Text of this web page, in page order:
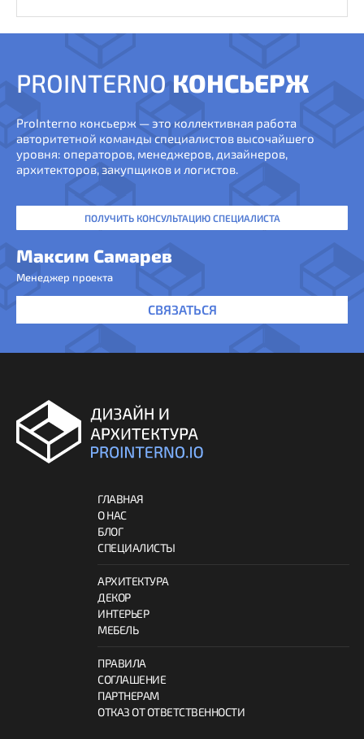
PROINTERNO КОНСЬЕРЖ
ProInterno консьерж — это коллективная работа
авторитетной команды специалистов высочайшего
уровня: операторов, менеджеров, дизайнеров,
архитекторов, закупщиков и логистов.
ПОЛУЧИТЬ КОНСУЛЬТАЦИЮ СПЕЦИАЛИСТА
Максим Самарев
Менеджер проекта
СВЯЗАТЬСЯ
ГЛАВНАЯ
О НАС
БЛОГ
СПЕЦИАЛИСТЫ
АРХИТЕКТУРА
ДЕКОР
ИНТЕРЬЕР
МЕБЕЛЬ
ПРАВИЛА
СОГЛАШЕНИЕ
ПАРТНЕРАМ
ОТКАЗ ОТ ОТВЕТСТВЕННОСТИ